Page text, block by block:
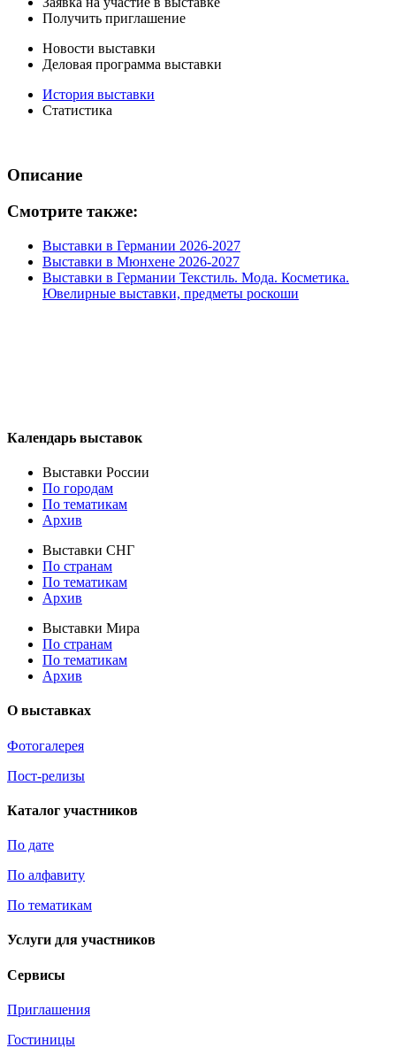
Получить приглашение
Новости выставки
Деловая программа выставки
История выставки
Статистика
Описание
Смотрите также:
Выставки в Германии 2026-2027
Выставки в Мюнхене 2026-2027
Выставки в Германии Текстиль. Мода. Косметика.
Ювелирные выставки, предметы роскоши
Календарь выставок
Выставки России
По городам
По тематикам
Архив
Выставки СНГ
По странам
По тематикам
Архив
Выставки Мира
По странам
По тематикам
Архив
О выставках
Фотогалерея
Пост-релизы
Каталог участников
По дате
По алфавиту
По тематикам
Услуги для участников
Сервисы
Приглашения
Гостиницы